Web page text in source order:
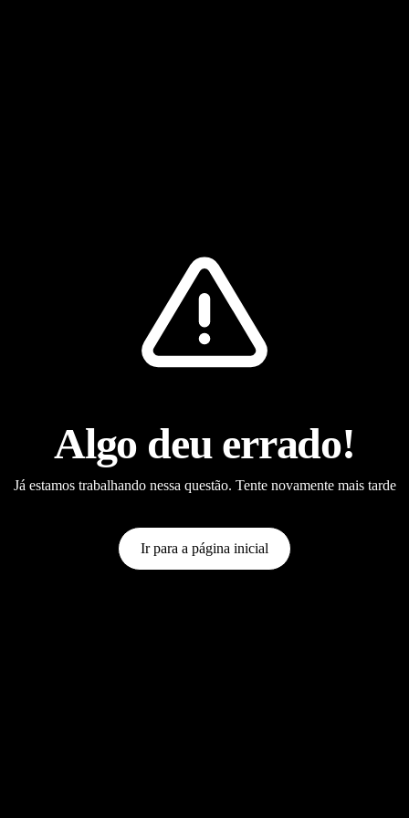
Algo deu errado!
Já estamos trabalhando nessa questão. Tente novamente mais tarde
Ir para a página inicial